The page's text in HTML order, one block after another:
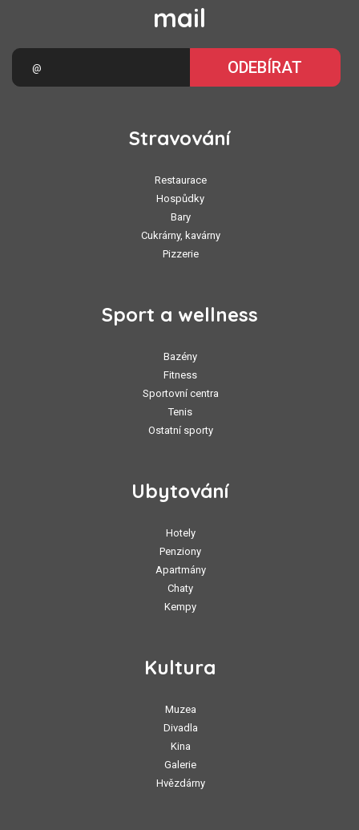
mail
ODEBÍRAT
Stravování
Restaurace
Hospůdky
Bary
Cukrárny, kavárny
Pizzerie
Sport a wellness
Bazény
Fitness
Sportovní centra
Tenis
Ostatní sporty
Ubytování
Hotely
Penziony
Apartmány
Chaty
Kempy
Kultura
Muzea
Divadla
Kina
Galerie
Hvězdárny